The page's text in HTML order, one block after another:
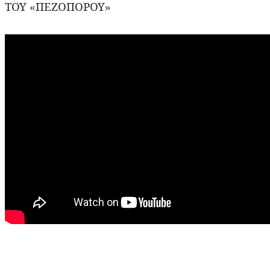
ΤΟΥ «ΠΕΖΟΠΟΡΟΥ»